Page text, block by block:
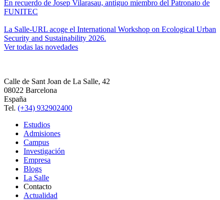
En recuerdo de Josep Vilarasau, antiguo miembro del Patronato de
FUNITEC
La Salle-URL acoge el International Workshop on Ecological Urban
Security and Sustainability 2026.
Ver todas las novedades
Calle de Sant Joan de La Salle, 42
08022 Barcelona
España
Tel. (+34) 932902400
Estudios
Admisiones
Campus
Investigación
Empresa
Blogs
La Salle
Contacto
Actualidad